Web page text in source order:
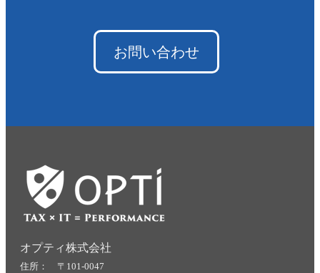
お問い合わせ
オプティ株式会社
住所： 〒101-0047